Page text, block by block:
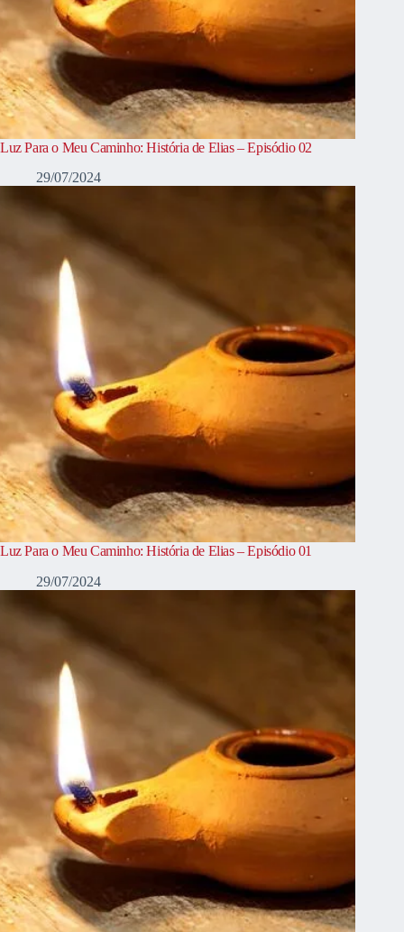
Luz Para o Meu Caminho: História de Elias – Episódio 02
29/07/2024
Luz Para o Meu Caminho: História de Elias – Episódio 01
29/07/2024